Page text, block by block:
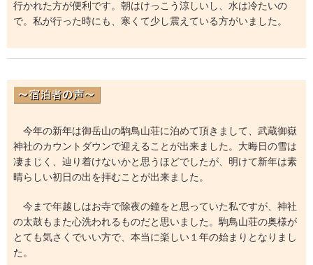
行かれた方が便利です。朝はけっこう涼しいし、水は冷たいの
で。私が行った時にも、寒くて少し震えている方がいました。
今年の新年は御岳山の駒鳥山荘に泊めて頂きまして、武蔵御嶽
神社のカウントダウンで迎えることが出来ました。大晦日の雪は
凄まじく、辿り着けないかと思うほどでしたが、明けて新年は素
晴らしい初日の出を拝むことが出来ました。
今まで年越しはお寺で除夜の鐘をと思っていた私ですが、神社
の太鼓もまた心洗われるものだと思いました。駒鳥山荘の奥様が
とても気さくでいい方で、本当に楽しい１年の始まりとなりまし
た。